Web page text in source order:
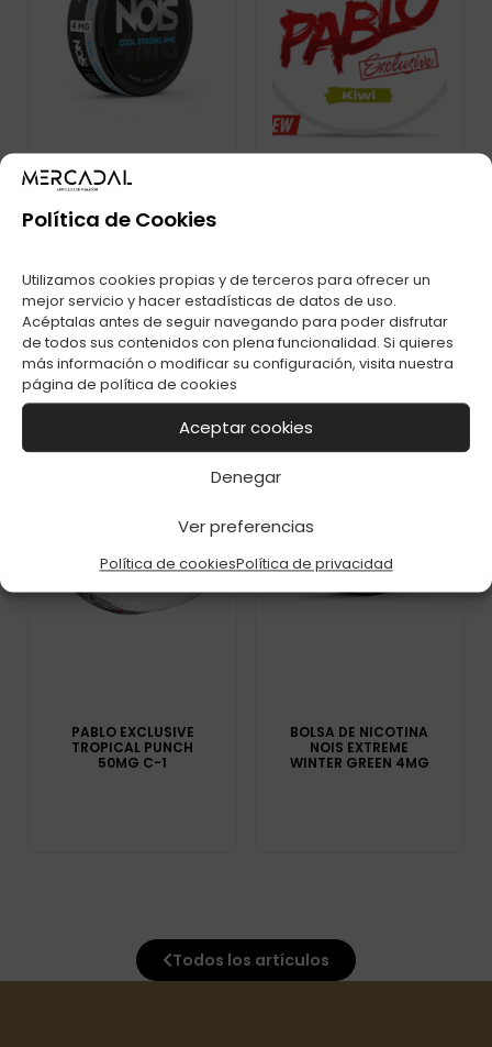
Política de Cookies
Utilizamos cookies propias y de terceros para ofrecer un
mejor servicio y hacer estadísticas de datos de uso.
Acéptalas antes de seguir navegando para poder disfrutar
de todos sus contenidos con plena funcionalidad. Si quieres
más información o modificar su configuración, visita nuestra
página de política de cookies
Aceptar cookies
Denegar
Ver preferencias
Política de cookiesPolítica de privacidad
BOLSA DE NICOTINA
PABLO EXCLUSIVE
TROPICAL PUNCH
50MG C-1
BOLSA DE NICOTINA
NOIS EXTREME
WINTER GREEN 4MG
Todos los artículos